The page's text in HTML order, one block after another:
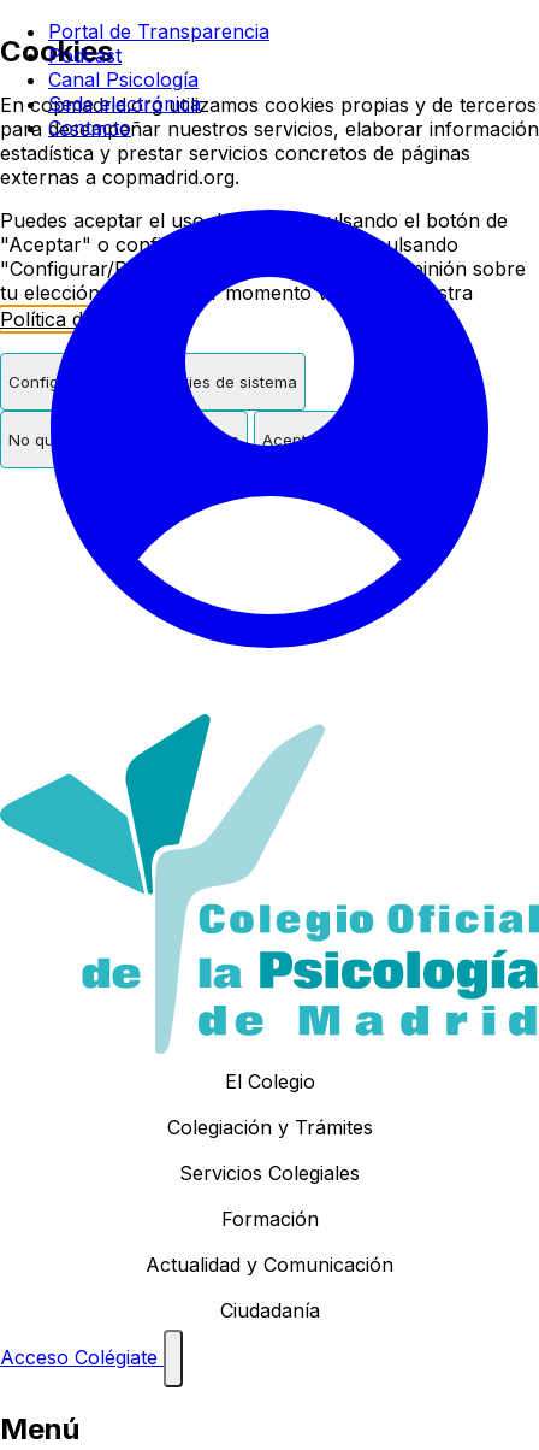
Cookies
En copmadrid.org utilizamos cookies propias y de terceros
para desempeñar nuestros servicios, elaborar información
estadística y prestar servicios concretos de páginas
externas a copmadrid.org.
Puedes aceptar el uso de cookies pulsando el botón de
"Aceptar" o configurar/rechazar su uso pulsando
"Configurar/Rechazar". Podrás cambiar de opinión sobre
tu elección en cualquier momento visitando nuestra
Política de Cookies
Configurar Solo cookies de sistema
No quiero cookies de terceros Aceptar cookies
Colegio oficial de
Portal de Transparencia
Podcast
Canal Psicología
Sede electrónica
Contacto
El Colegio
Colegiación y Trámites
Servicios Colegiales
Formación
Actualidad y Comunicación
Ciudadanía
Acceso Colégiate
Menú